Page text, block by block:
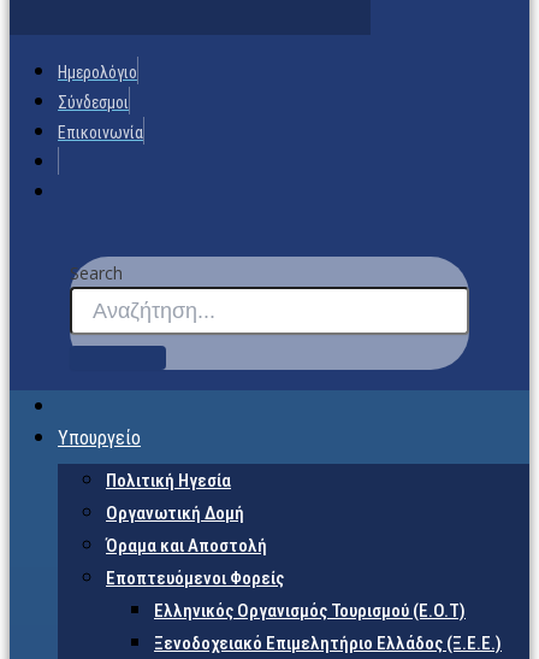
Ημερολόγιο
Σύνδεσμοι
Επικοινωνία
Search
Υπουργείο
Πολιτική Ηγεσία
Οργανωτική Δομή
Όραμα και Αποστολή
Εποπτευόμενοι Φορείς
Eλληνικός Οργανισμός Τουρισμού (Ε.Ο.Τ)
Ξενοδοχειακό Επιμελητήριο Ελλάδος (Ξ.Ε.Ε.)